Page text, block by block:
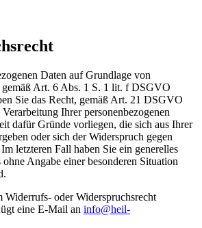
Daten auf Grundlage von
gemäß Art. 6 Abs. 1 S. 1 lit. f DSGVO
Sie das Recht, gemäß Art. 21 DSGVO
Ihrer personenbezogenen
dafür Gründe vorliegen, die sich aus Ihrer
oder sich der Widerspruch gegen
letzteren Fall haben Sie ein generelles
Angabe einer besonderen Situation
oder Widerspruchsrecht
eine E-Mail an info@heil-